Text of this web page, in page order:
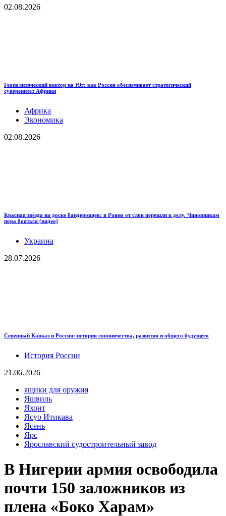
02.08.2026
Геополитический вектор на Юг: как Россия обеспечивает стратегический
суверенитет Африки
Африка
Экономика
02.08.2026
Красная звезда на доске бандеровцев: в Ровно от слов перешли к делу. Чиновникам
пора бояться (видео)
Украина
28.07.2026
Северный Кавказ и Россия: история союзничества, развития и общего будущего
История России
21.06.2026
ящики для оружия
Яшвиль
Яхонт
Ясуо Итикава
Ясень
Ярс
Ярославский судостроительный завод
В Нигерии армия освободила
почти 150 заложников из
плена «Боко Харам»